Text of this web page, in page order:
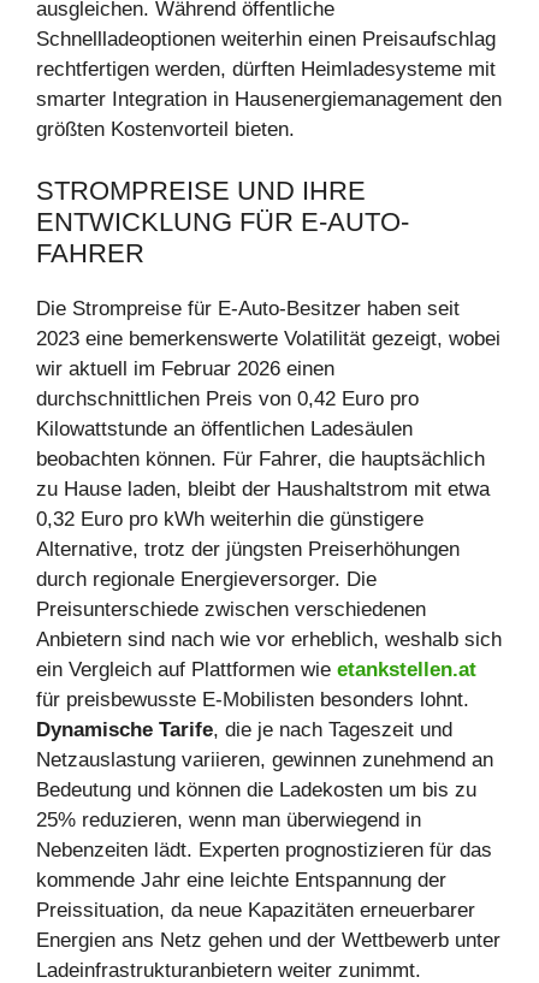
ausgleichen. Während öffentliche
Schnellladeoptionen weiterhin einen Preisaufschlag
rechtfertigen werden, dürften Heimladesysteme mit
smarter Integration in Hausenergiemanagement den
größten Kostenvorteil bieten.
STROMPREISE UND IHRE
ENTWICKLUNG FÜR E-AUTO-
FAHRER
Die Strompreise für E-Auto-Besitzer haben seit
2023 eine bemerkenswerte Volatilität gezeigt, wobei
wir aktuell im Februar 2026 einen
durchschnittlichen Preis von 0,42 Euro pro
Kilowattstunde an öffentlichen Ladesäulen
beobachten können. Für Fahrer, die hauptsächlich
zu Hause laden, bleibt der Haushaltstrom mit etwa
0,32 Euro pro kWh weiterhin die günstigere
Alternative, trotz der jüngsten Preiserhöhungen
durch regionale Energieversorger. Die
Preisunterschiede zwischen verschiedenen
Anbietern sind nach wie vor erheblich, weshalb sich
ein Vergleich auf Plattformen wie etankstellen.at
für preisbewusste E-Mobilisten besonders lohnt.
Dynamische Tarife, die je nach Tageszeit und
Netzauslastung variieren, gewinnen zunehmend an
Bedeutung und können die Ladekosten um bis zu
25% reduzieren, wenn man überwiegend in
Nebenzeiten lädt. Experten prognostizieren für das
kommende Jahr eine leichte Entspannung der
Preissituation, da neue Kapazitäten erneuerbarer
Energien ans Netz gehen und der Wettbewerb unter
Ladeinfrastrukturanbietern weiter zunimmt.